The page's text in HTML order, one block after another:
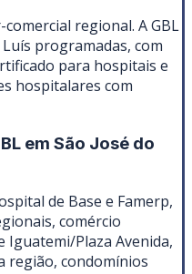
regional. A GBL
programadas, com
para hospitais e
hospitalares com
em São José do
de Base e Famerp,
comércio
Iguatemi/Plaza Avenida,
região, condomínios